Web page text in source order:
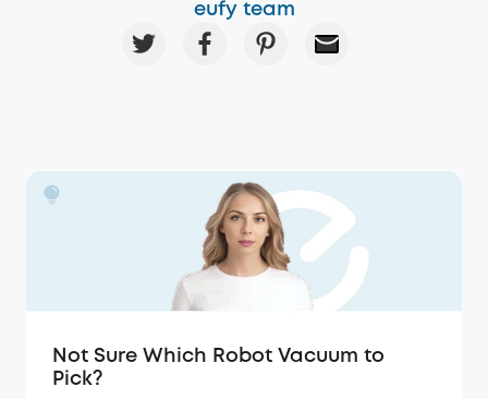
eufy team
Not Sure Which Robot Vacuum to
Pick?